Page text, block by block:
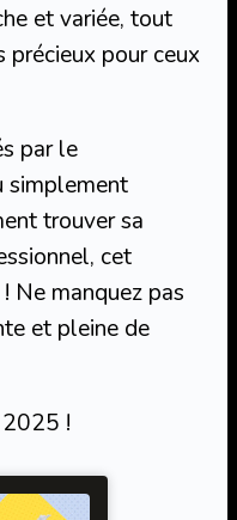
et variée, tout
précieux pour ceux
par le
simplement
trouver sa
cet
Ne manquez pas
et pleine de
!